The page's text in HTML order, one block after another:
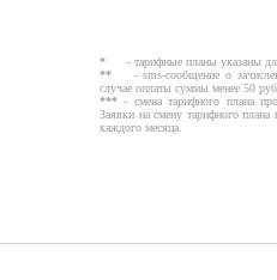
* - тарифные планы указаны
** - sms-сообщение о
случае оплаты суммы менее 50
*** - смена тарифного плана
Заявки на смену тарифного
каждого месяца.